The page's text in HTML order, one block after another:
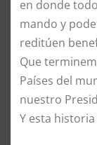
en donde
mando y
reditúen
Que
Países del
nuestro
Y esta